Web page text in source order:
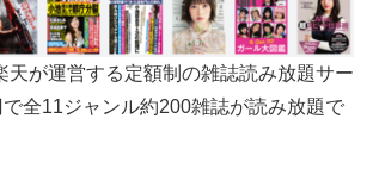
天が運営する定額制の雑誌読み放題サー
全11ジャンル約200雑誌が読み放題で